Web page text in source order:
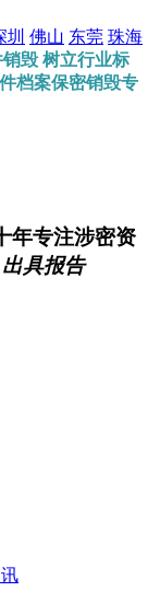
圳 佛山 东莞 珠海
销毁 树立行业标
档案保密销毁专
年专注涉密资
具报告